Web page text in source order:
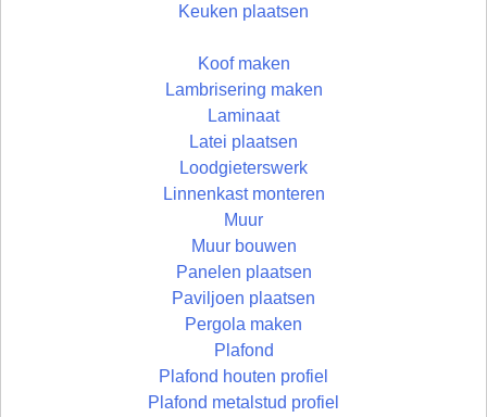
Keuken plaatsen
Koof maken
Lambrisering maken
Laminaat
Latei plaatsen
Loodgieterswerk
Linnenkast monteren
Muur
Muur bouwen
Panelen plaatsen
Paviljoen plaatsen
Pergola maken
Plafond
Plafond houten profiel
Plafond metalstud profiel